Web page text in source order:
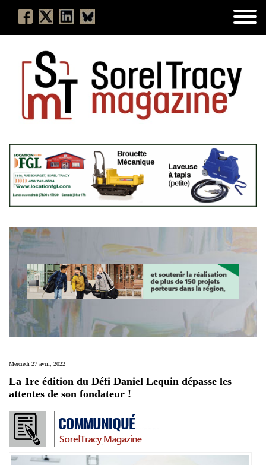
Mercredi 27 avril, 2022
La 1re édition du Défi Daniel Lequin dépasse les
attentes de son fondateur !